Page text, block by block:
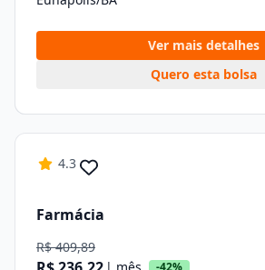
Ver mais detalhes
Quero esta bolsa
4.3
Farmácia
R$ 409,89
-42%